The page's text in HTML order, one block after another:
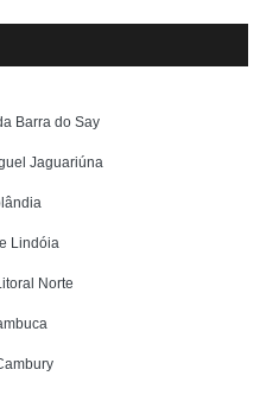
Barra do Say
Jaguariúna
Lindóia
Norte